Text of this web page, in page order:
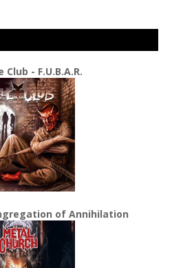
- F.U.B.A.R.
of Annihilation